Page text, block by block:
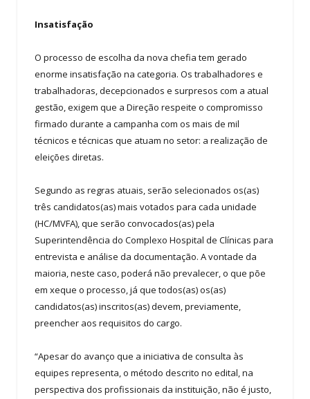
Insatisfação
O processo de escolha da nova chefia tem gerado
enorme insatisfação na categoria. Os trabalhadores e
trabalhadoras, decepcionados e surpresos com a atual
gestão, exigem que a Direção respeite o compromisso
firmado durante a campanha com os mais de mil
técnicos e técnicas que atuam no setor: a realização de
eleições diretas.
Segundo as regras atuais, serão selecionados os(as)
três candidatos(as) mais votados para cada unidade
(HC/MVFA), que serão convocados(as) pela
Superintendência do Complexo Hospital de Clínicas para
entrevista e análise da documentação. A vontade da
maioria, neste caso, poderá não prevalecer, o que põe
em xeque o processo, já que todos(as) os(as)
candidatos(as) inscritos(as) devem, previamente,
preencher aos requisitos do cargo.
“Apesar do avanço que a iniciativa de consulta às
equipes representa, o método descrito no edital, na
perspectiva dos profissionais da instituição, não é justo,